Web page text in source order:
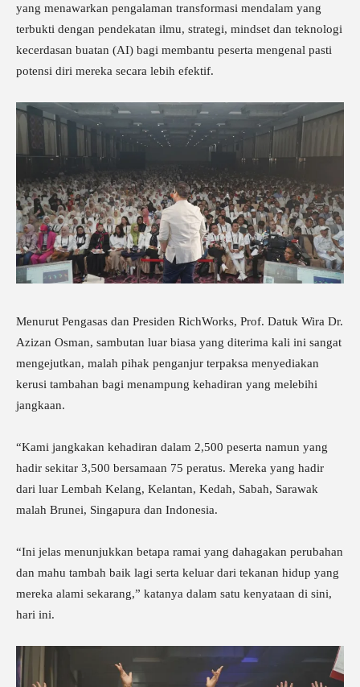
yang menawarkan pengalaman transformasi mendalam yang
terbukti dengan pendekatan ilmu, strategi, mindset dan teknologi
kecerdasan buatan (AI) bagi membantu peserta mengenal pasti
potensi diri mereka secara lebih efektif.
Menurut Pengasas dan Presiden RichWorks, Prof. Datuk Wira Dr.
Azizan Osman, sambutan luar biasa yang diterima kali ini sangat
mengejutkan, malah pihak penganjur terpaksa menyediakan
kerusi tambahan bagi menampung kehadiran yang melebihi
jangkaan.
“Kami jangkakan kehadiran dalam 2,500 peserta namun yang
hadir sekitar 3,500 bersamaan 75 peratus. Mereka yang hadir
dari luar Lembah Kelang, Kelantan, Kedah, Sabah, Sarawak
malah Brunei, Singapura dan Indonesia.
“Ini jelas menunjukkan betapa ramai yang dahagakan perubahan
dan mahu tambah baik lagi serta keluar dari tekanan hidup yang
mereka alami sekarang,” katanya dalam satu kenyataan di sini,
hari ini.